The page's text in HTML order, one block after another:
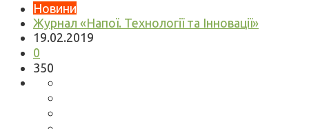
Новини
Журнал «Напої. Технології та Інновації»
19.02.2019
0
350